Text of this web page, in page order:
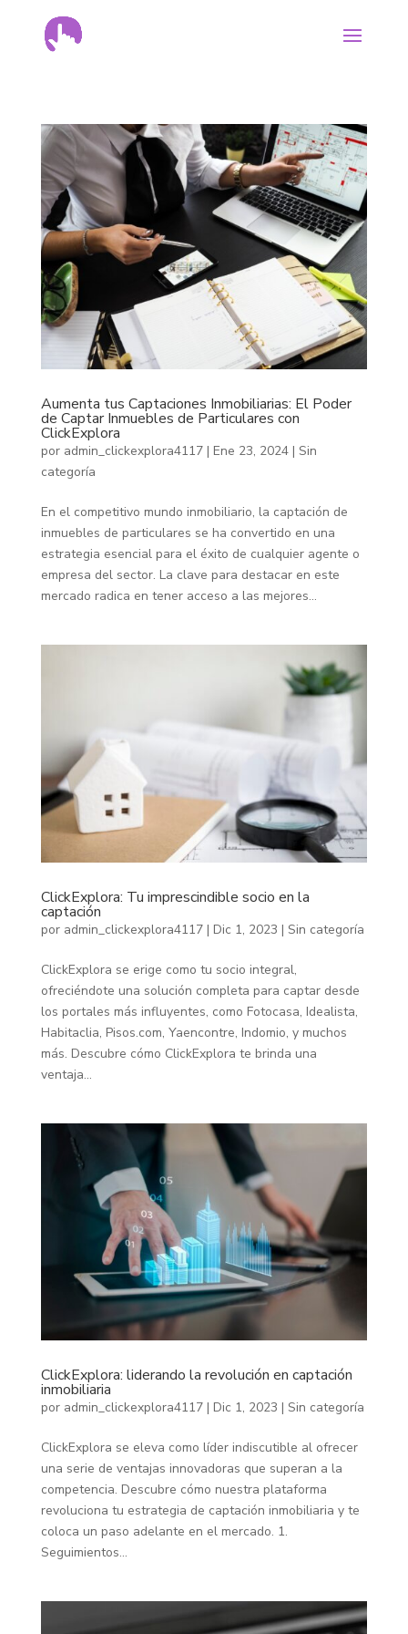
Aumenta tus Captaciones Inmobiliarias: El Poder
de Captar Inmuebles de Particulares con
ClickExplora
por admin_clickexplora4117| Ene 23, 2024| Sin
categoría
En el competitivo mundo inmobiliario, la captación de
inmuebles de particulares se ha convertido en una
estrategia esencial para el éxito de cualquier agente o
empresa del sector. La clave para destacar en este
mercado radica en tener acceso a las mejores...
ClickExplora: Tu imprescindible socio en la
captación
por admin_clickexplora4117| Dic 1, 2023 | Sin categoría
ClickExplora se erige como tu socio integral,
ofreciéndote una solución completa para captar desde
los portales más influyentes, como Fotocasa, Idealista,
Habitaclia, Pisos.com, Yaencontre, Indomio, y muchos
más. Descubre cómo ClickExplora te brinda una
ventaja...
ClickExplora: liderando la revolución en captación
inmobiliaria
por admin_clickexplora4117| Dic 1, 2023 | Sin categoría
ClickExplora se eleva como líder indiscutible al ofrecer
una serie de ventajas innovadoras que superan a la
competencia. Descubre cómo nuestra plataforma
revoluciona tu estrategia de captación inmobiliaria y te
coloca un paso adelante en el mercado. 1.
Seguimientos...